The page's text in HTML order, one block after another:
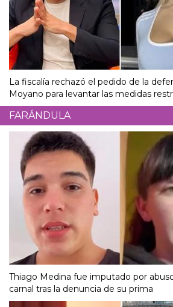
La fiscalía rechazó el pedido de la
Moyano para levantar las medidas
FARÁNDULA
Thiago Medina fue imputado por
carnal tras la denuncia de su prima